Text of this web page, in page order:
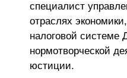
специалист
отраслях
налоговой системе
нормотворческой
юстиции.